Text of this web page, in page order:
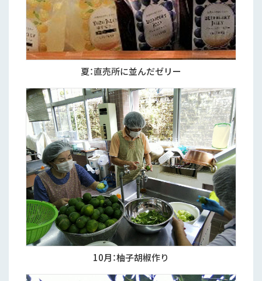
夏：直売所に並んだゼリー
10月：柚子胡椒作り